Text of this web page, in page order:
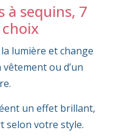
à sequins, 7
lumière et change
ou d’un
un effet brillant,
selon votre style.